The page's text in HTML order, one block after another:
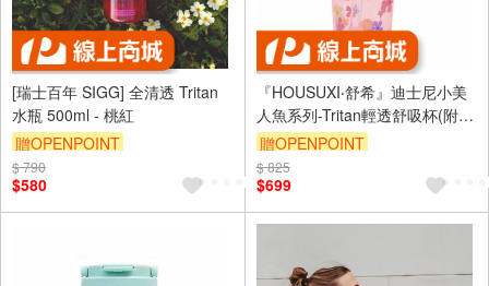
[瑞士百年 SIGG] 全清透 Tritan
水瓶 500ml - 桃紅
贈OPENPOINT
$ 790
$580
『HOUSUXI‧舒希』迪士尼小美
人魚系列-Tritan輕透舒吸杯(附彈
跳吸管)760ml(A3)
贈OPENPOINT
$ 825
$699